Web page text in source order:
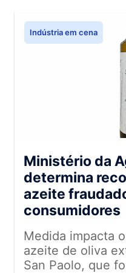
sanitária,
redução de riscos
Indústria em cena
Ministério da
determina
azeite
consumidores
Medida impacta
azeite de oliva
San Paolo, que